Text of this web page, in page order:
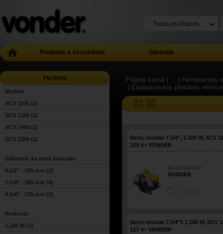
Produtos e Acessórios Garantia
FILTROS
Modelo
SCV 1100 (2)
SCV 1206 (2)
SCV 1400 (2)
SCV 2209 (2)
Diâmetro da serra indicada
6.1/2" - 165 mm (2)
7.1/4" - 185 mm (4)
9.1/4" - 235 mm (2)
Potência
1.100 W (2)
Página Inicial | ...
|
| Equipamentos portáteis
Serra circular 7.1/4", 1.100 W, SCV
220 V~ VONDER
60.01.110.220
VONDER
Serra circular 7.1/4"1 1.100 W, SCV
127 V~ VONDER